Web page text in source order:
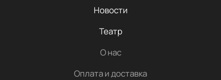
Новости
Театр
О нас
Оплата и доставка